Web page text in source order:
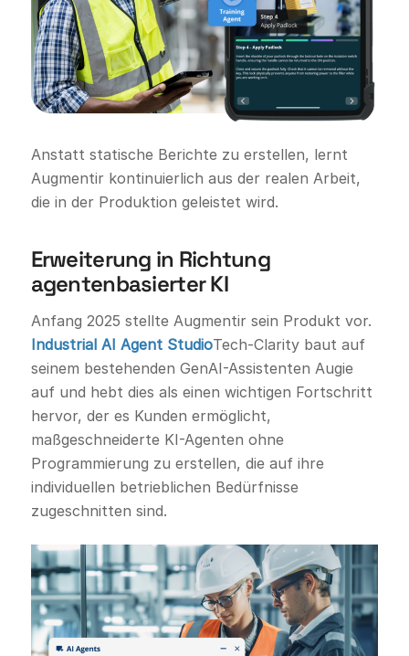
Anstatt statische Berichte zu erstellen, lernt
Augmentir kontinuierlich aus der realen Arbeit,
die in der Produktion geleistet wird.
Erweiterung in Richtung
agentenbasierter KI
Anfang 2025 stellte Augmentir sein Produkt vor.
Industrial AI Agent StudioTech-Clarity baut auf
seinem bestehenden GenAI-Assistenten Augie
auf und hebt dies als einen wichtigen Fortschritt
hervor, der es Kunden ermöglicht,
maßgeschneiderte KI-Agenten ohne
Programmierung zu erstellen, die auf ihre
individuellen betrieblichen Bedürfnisse
zugeschnitten sind.